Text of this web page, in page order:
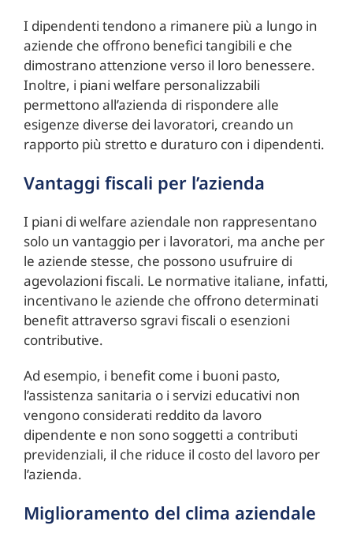
I dipendenti tendono a rimanere più a lungo in
aziende che offrono benefici tangibili e che
dimostrano attenzione verso il loro benessere.
Inoltre, i piani welfare personalizzabili
permettono all’azienda di rispondere alle
esigenze diverse dei lavoratori, creando un
rapporto più stretto e duraturo con i dipendenti.
Vantaggi fiscali per l’azienda
I piani di welfare aziendale non rappresentano
solo un vantaggio per i lavoratori, ma anche per
le aziende stesse, che possono usufruire di
agevolazioni fiscali. Le normative italiane, infatti,
incentivano le aziende che offrono determinati
benefit attraverso sgravi fiscali o esenzioni
contributive.
Ad esempio, i benefit come i buoni pasto,
l’assistenza sanitaria o i servizi educativi non
vengono considerati reddito da lavoro
dipendente e non sono soggetti a contributi
previdenziali, il che riduce il costo del lavoro per
l’azienda.
Miglioramento del clima aziendale